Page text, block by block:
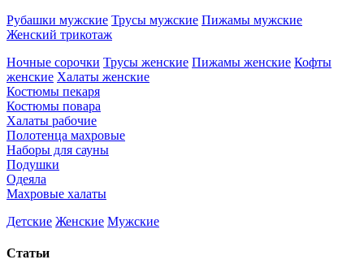
Рубашки мужские Трусы мужские Пижамы мужские
Женский трикотаж
Ночные сорочки Трусы женские Пижамы женские Кофты
женские Халаты женские
Костюмы пекаря
Костюмы повара
Халаты рабочие
Полотенца махровые
Наборы для сауны
Подушки
Одеяла
Махровые халаты
Детские Женские Мужские
Статьи